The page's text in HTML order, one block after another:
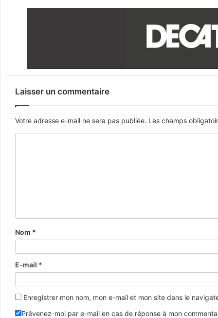
Laisser un commentaire
Votre adresse e-mail ne sera pas publiée. Les champs
Nom *
E-mail *
Enregistrer mon nom, mon e-mail et mon site dans le
Prévenez-moi par e-mail en cas de réponse à mon